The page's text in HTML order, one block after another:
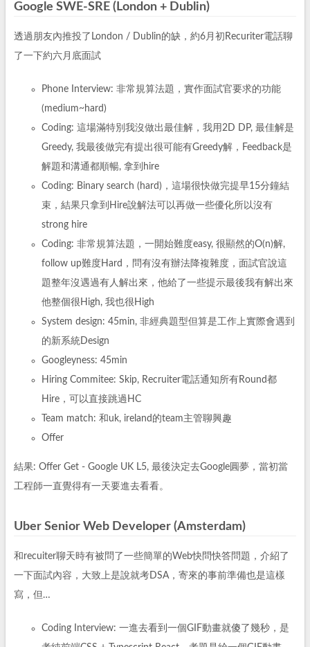
Google SWE-SRE (London + Dublin)
透過朋友內推投了London / Dublin的缺，約6月初Recuriter電話聊
了一下約六月底面試
Phone Interview: 非常規算法題，實作面試官要求的功能
(medium~hard)
Coding: 這場滿特別我沒做出最佳解，我用2D DP, 最佳解是
Greedy, 我最後做完有提出很可能有Greedy解，Feedback是
解題和溝通都順暢, 拿到hire
Coding: Binary search (hard)，這場很快做完提早15分鐘結
束，結果只拿到Hire說解法可以再做一些優化所以沒有
strong hire
Coding: 非常規算法題，一開始難度easy, 很顯然的O(n)解,
follow up難度Hard，問有沒有辦法降複雜度，面試官說這
題整年沒遇過有人解出來，他給了一些提示最後我有解出來
他整個很High, 我也很High
System design: 45min, 非經典題型但算是工作上實際會遇到
的新系統Design
Googleyness: 45min
Hiring Commitee: Skip, Recruiter電話通知所有Round都
Hire，可以直接跳過HC
Team match: 和uk, ireland的team主管聊興趣
Offer
結果: Offer Get - Google UK L5, 最後決定去Google圓夢，當初當
工程師一直覺得有一天要進去看看。
Uber Senior Web Developer (Amsterdam)
和recuiter聊天時有被問了一些簡單的Web快問快答問題，介紹了
一下面試內容，大致上是說就考DSA，寄來的事前準備也是這樣
寫，但…
Coding Interview: 一進去看到一個GIF動畫就傻了幾秒，是